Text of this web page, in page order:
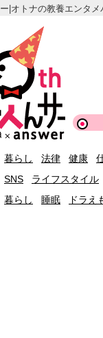
|オトナの教養エンタメ
暮らし 法律 健康
SNS
ライフスタイル
暮らし
睡眠 ドラえ